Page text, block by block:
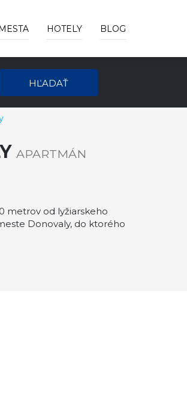
HOTELY BLOG
HĽADAŤ
APARTMÁN
metrov od lyžiarskeho
Donovaly, do ktorého